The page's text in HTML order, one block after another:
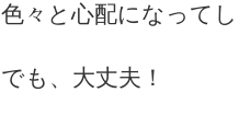
色々と心配になって
でも、大丈夫！